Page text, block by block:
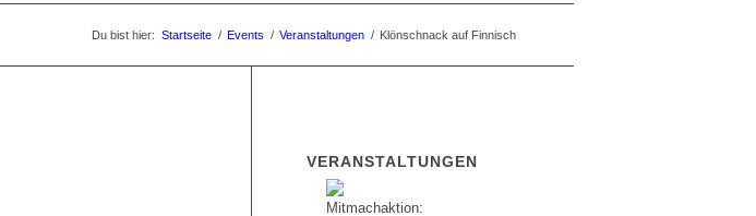
Du bist hier: Startseite / Events / Veranstaltungen / Klönschnack auf Finnisch
VERANSTALTUNGEN